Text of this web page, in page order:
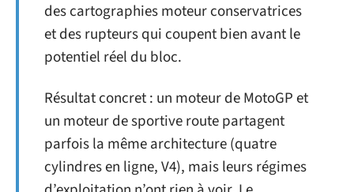
des cartographies moteur conservatrices
et des rupteurs qui coupent bien avant le
potentiel réel du bloc.
Résultat concret : un moteur de MotoGP et
un moteur de sportive route partagent
parfois la même architecture (quatre
cylindres en ligne, V4), mais leurs régimes